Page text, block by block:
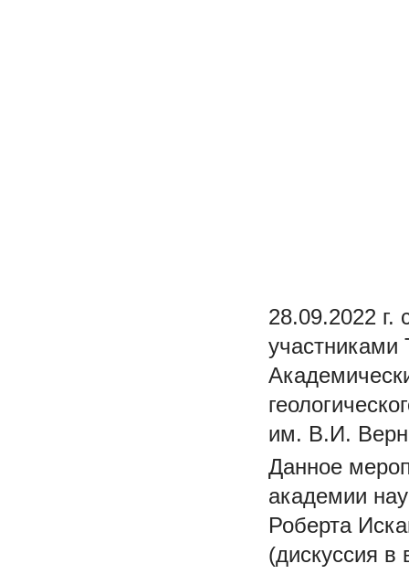
28.09.2022 г.
участниками
им. В.И.
Данное
академии
Роберта
(дискуссия в